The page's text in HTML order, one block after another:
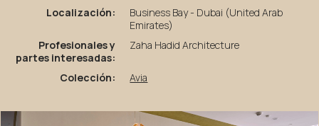
Localización:
Business Bay - Dubai (United Arab
Emirates)
Profesionales y
partes interesadas:
Zaha Hadid Architecture
Colección: Avia